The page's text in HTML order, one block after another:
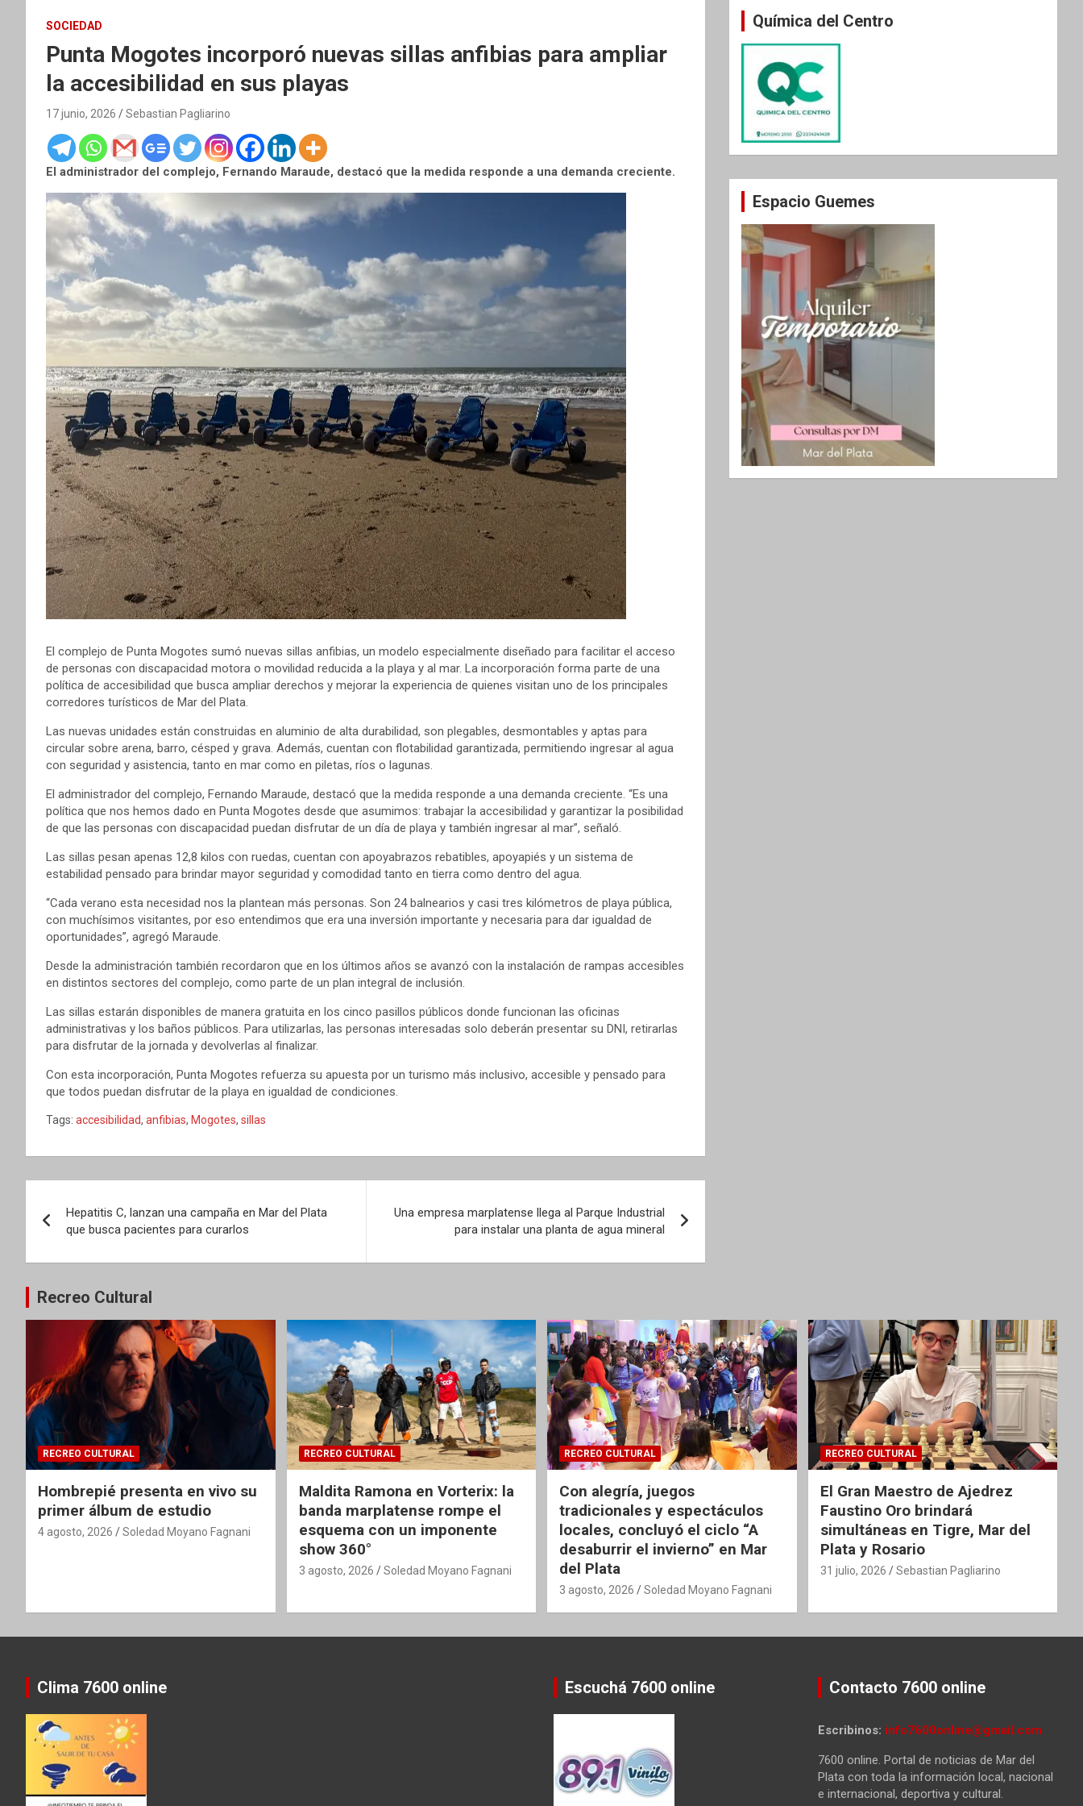
SOCIEDAD
Punta Mogotes incorporó nuevas sillas anfibias para ampliar
la accesibilidad en sus playas
17 junio, 2026 Sebastian Pagliarino
El administrador del complejo, Fernando Maraude, destacó que la medida responde a una demanda creciente.
El complejo de Punta Mogotes sumó nuevas sillas anfibias, un modelo especialmente diseñado para facilitar el acceso
de personas con discapacidad motora o movilidad reducida a la playa y al mar. La incorporación forma parte de una
política de accesibilidad que busca ampliar derechos y mejorar la experiencia de quienes visitan uno de los principales
corredores turísticos de Mar del Plata.
Las nuevas unidades están construidas en aluminio de alta durabilidad, son plegables, desmontables y aptas para
circular sobre arena, barro, césped y grava. Además, cuentan con flotabilidad garantizada, permitiendo ingresar al agua
con seguridad y asistencia, tanto en mar como en piletas, ríos o lagunas.
El administrador del complejo, Fernando Maraude, destacó que la medida responde a una demanda creciente. “Es una
política que nos hemos dado en Punta Mogotes desde que asumimos: trabajar la accesibilidad y garantizar la posibilidad
de que las personas con discapacidad puedan disfrutar de un día de playa y también ingresar al mar”, señaló.
Las sillas pesan apenas 12,8 kilos con ruedas, cuentan con apoyabrazos rebatibles, apoyapiés y un sistema de
estabilidad pensado para brindar mayor seguridad y comodidad tanto en tierra como dentro del agua.
“Cada verano esta necesidad nos la plantean más personas. Son 24 balnearios y casi tres kilómetros de playa pública,
con muchísimos visitantes, por eso entendimos que era una inversión importante y necesaria para dar igualdad de
oportunidades”, agregó Maraude.
Desde la administración también recordaron que en los últimos años se avanzó con la instalación de rampas accesibles
en distintos sectores del complejo, como parte de un plan integral de inclusión.
Las sillas estarán disponibles de manera gratuita en los cinco pasillos públicos donde funcionan las oficinas
administrativas y los baños públicos. Para utilizarlas, las personas interesadas solo deberán presentar su DNI, retirarlas
para disfrutar de la jornada y devolverlas al finalizar.
Con esta incorporación, Punta Mogotes refuerza su apuesta por un turismo más inclusivo, accesible y pensado para
que todos puedan disfrutar de la playa en igualdad de condiciones.
Tags: accesibilidad, anfibias, Mogotes, sillas
de
entradas
Hepatitis C, lanzan una campaña en Mar del Plata
que busca pacientes para curarlos
Una empresa marplatense llega al Parque Industrial
para instalar una planta de agua mineral
Química del Centro
Espacio Guemes
Recreo Cultural
RECREO CULTURAL
Hombrepié presenta en vivo su
primer álbum de estudio
4 agosto, 2026 Soledad Moyano Fagnani
RECREO CULTURAL
Maldita Ramona en Vorterix: la
banda marplatense rompe el
esquema con un imponente
show 360°
3 agosto, 2026 Soledad Moyano Fagnani
RECREO CULTURAL
Con alegría, juegos
tradicionales y espectáculos
locales, concluyó el ciclo “A
desaburrir el invierno” en Mar
del Plata
3 agosto, 2026 Soledad Moyano Fagnani
RECREO CULTURAL
El Gran Maestro de Ajedrez
Faustino Oro brindará
simultáneas en Tigre, Mar del
Plata y Rosario
31 julio, 2026 Sebastian Pagliarino
Clima 7600 online Escuchá 7600 online Contacto 7600 online
Escribinos: info7600online@gmail.com
7600 online. Portal de noticias de Mar del
Plata con toda la información local, nacional
e internacional, deportiva y cultural.